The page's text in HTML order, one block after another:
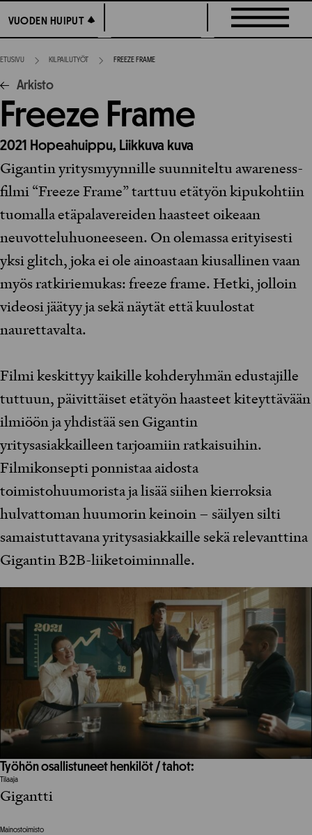
suoraan
sisältöön
VUODEN HUIPUT
VUODEN HUIPUT
ETUSIVU KILPAILUTYÖT FREEZE FRAME
Arkisto
Freeze Frame
2021 Hopeahuippu, Liikkuva kuva
Gigantin yritysmyynnille suunniteltu awareness-
filmi “Freeze Frame” tarttuu etätyön kipukohtiin
tuomalla etäpalavereiden haasteet oikeaan
neuvotteluhuoneeseen. On olemassa erityisesti
yksi glitch, joka ei ole ainoastaan kiusallinen vaan
myös ratkiriemukas: freeze frame. Hetki, jolloin
videosi jäätyy ja sekä näytät että kuulostat
naurettavalta.
Filmi keskittyy kaikille kohderyhmän edustajille
tuttuun, päivittäiset etätyön haasteet kiteyttävään
ilmiöön ja yhdistää sen Gigantin
yritysasiakkailleen tarjoamiin ratkaisuihin.
Filmikonsepti ponnistaa aidosta
toimistohuumorista ja lisää siihen kierroksia
hulvattoman huumorin keinoin – säilyen silti
samaistuttavana yritysasiakkaille sekä relevanttina
Gigantin B2B-liiketoiminnalle.
Työhön osallistuneet henkilöt / tahot:
Tilaaja
Gigantti
Mainostoimisto